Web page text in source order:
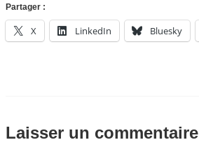
Partager :
X LinkedIn Bluesky
Laisser un commentaire